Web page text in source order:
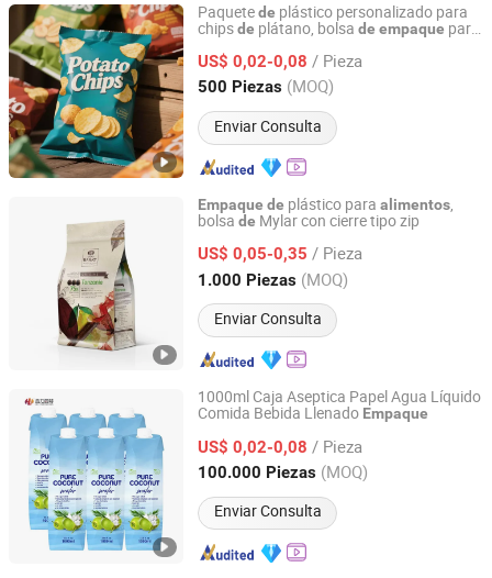
Paquetede plástico personalizado para
chipsde plátano, bolsa de empaque para
US$ 0,02-0,08 / Pieza
500 Piezas (MOQ)
Enviar Consulta
Hebei Xiongan Plante Material Co., Ltd
Hebei, China Desde 2024
Empaque de plástico para alimentos,
bolsa de Mylar con cierre tipo zip
US$ 0,05-0,35 / Pieza
1.000 Piezas (MOQ)
Enviar Consulta
Wenzhou Xihang Plastic Industry Co.,Ltd
Zhejiang, China Desde 2024
1000ml Caja Aseptica Papel Agua Líquido
Comida Bebida Llenado Empaque
US$ 0,02-0,08 / Pieza
100.000 Piezas (MOQ)
Enviar Consulta
Heli Pack Science And Technology (Qingzhou) Co., Ltd.
Shandong, China Desde 2015